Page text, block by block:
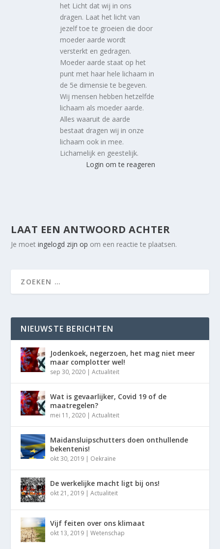
het Licht dat wij in ons
dragen. Laat het licht van
jezelf toe te groeien die door
moeder aarde wordt
versterkt en gedragen.
Moeder aarde staat op het
punt met haar hele lichaam in
de 5e dimensie te begeven.
Wij mensen hebben hetzelfde
lichaam als moeder aarde.
Alles waaruit de aarde
bestaat dragen wij in onze
lichaam ook in mee.
Lichamelijk en geestelijk.
Login om te reageren
LAAT EEN ANTWOORD ACHTER
Je moetingelogd zijn op om een reactie te plaatsen.
NIEUWSTE BERICHTEN
Jodenkoek, negerzoen, het mag niet meer
maar complotter wel!
sep 30, 2020 |Actualiteit
Wat is gevaarlijker, Covid 19 of de
maatregelen?
mei 11, 2020 |Actualiteit
Maidansluipschutters doen onthullende
bekentenis!
okt 30, 2019 | Oekraïne
De werkelijke macht ligt bij ons!
okt 21, 2019 |Actualiteit
Vijf feiten over ons klimaat
okt 13, 2019 |Wetenschap